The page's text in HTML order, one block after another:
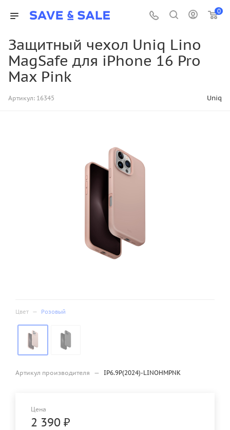
0
Защитный чехол Uniq Lino
MagSafe для iPhone 16 Pro
Max Pink
Артикул: 16345 Uniq
Цвет — Розовый
Артикул производителя — IP6.9P(2024)-LINOHMPNK
Цена
2 390 ₽